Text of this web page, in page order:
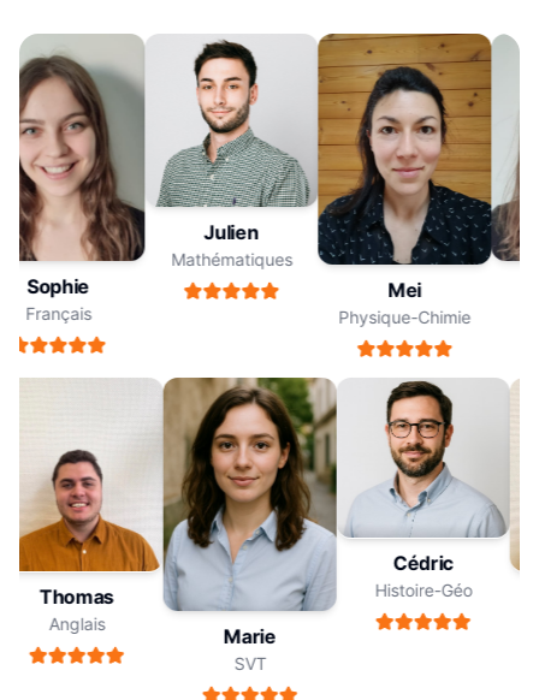
Sophie
Français
Julien
Mathématiques
Mei
Physique-Chimie
Thomas
Anglais
Marie
SVT
Cédric
Histoire-Géo